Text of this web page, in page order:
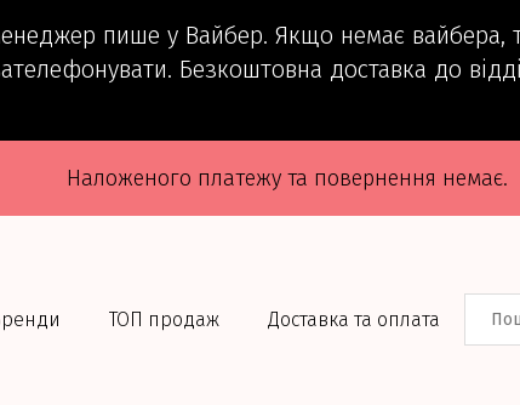
пише у Вайбер. Якщо немає вайбера,
Безкоштовна доставка до
Наложеного платежу та повернення немає.
ТОП продаж Доставка та оплата